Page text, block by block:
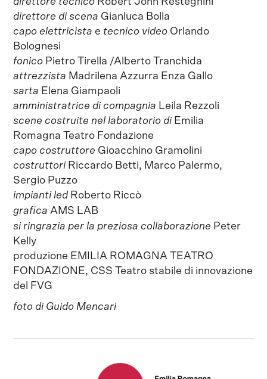
direttore di scena Gianluca Bolla
capo elettricista e tecnico video Orlando
Bolognesi
fonico Pietro Tirella /Alberto Tranchida
attrezzista Madrilena Azzurra Enza Gallo
sarta Elena Giampaoli
amministratrice di compagnia Leila Rezzoli
scene costruite nel laboratorio diEmilia
Romagna Teatro Fondazione
capo costruttore Gioacchino Gramolini
costruttoriRiccardo Betti, Marco Palermo,
Sergio Puzzo
impianti led Roberto Riccò
grafica AMS LAB
si ringrazia per la preziosa collaborazione Peter
Kelly
produzione EMILIA ROMAGNA TEATRO
FONDAZIONE, CSS Teatro stabile di innovazione
del FVG
foto di Guido Mencari